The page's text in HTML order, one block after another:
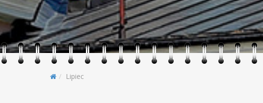
Lipiec